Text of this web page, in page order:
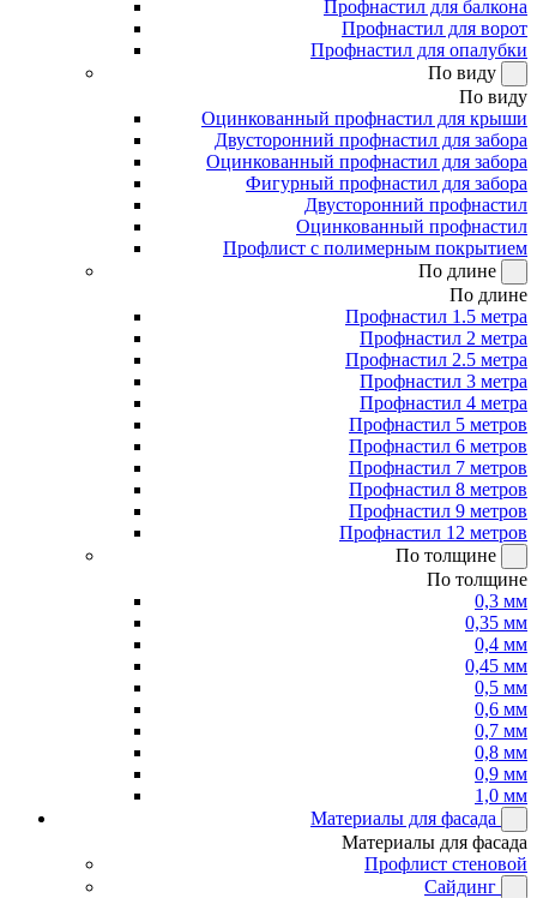
Профнастил для балкона
Профнастил для ворот
Профнастил для опалубки
По виду
По виду
Оцинкованный профнастил для крыши
Двусторонний профнастил для забора
Оцинкованный профнастил для забора
Фигурный профнастил для забора
Двусторонний профнастил
Оцинкованный профнастил
Профлист с полимерным покрытием
По длине
По длине
Профнастил 1.5 метра
Профнастил 2 метра
Профнастил 2.5 метра
Профнастил 3 метра
Профнастил 4 метра
Профнастил 5 метров
Профнастил 6 метров
Профнастил 7 метров
Профнастил 8 метров
Профнастил 9 метров
Профнастил 12 метров
По толщине
По толщине
0,3 мм
0,35 мм
0,4 мм
0,45 мм
0,5 мм
0,6 мм
0,7 мм
0,8 мм
0,9 мм
1,0 мм
Материалы для фасада
Материалы для фасада
Профлист стеновой
Сайдинг